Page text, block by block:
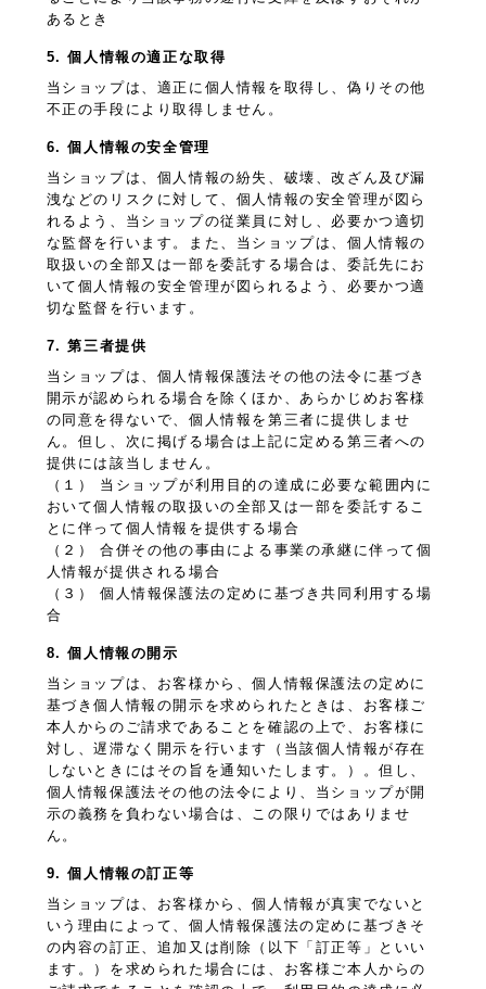
あるとき
5. 個人情報の適正な取得
当ショップは、適正に個人情報を取得し、偽りその他
不正の手段により取得しません。
6. 個人情報の安全管理
当ショップは、個人情報の紛失、破壊、改ざん及び漏
洩などのリスクに対して、個人情報の安全管理が図ら
れるよう、当ショップの従業員に対し、必要かつ適切
な監督を行います。また、当ショップは、個人情報の
取扱いの全部又は一部を委託する場合は、委託先にお
いて個人情報の安全管理が図られるよう、必要かつ適
切な監督を行います。
7. 第三者提供
当ショップは、個人情報保護法その他の法令に基づき
開示が認められる場合を除くほか、あらかじめお客様
の同意を得ないで、個人情報を第三者に提供しませ
ん。但し、次に掲げる場合は上記に定める第三者への
提供には該当しません。
（１） 当ショップが利用目的の達成に必要な範囲内に
おいて個人情報の取扱いの全部又は一部を委託するこ
とに伴って個人情報を提供する場合
（２） 合併その他の事由による事業の承継に伴って個
人情報が提供される場合
（３） 個人情報保護法の定めに基づき共同利用する場
合
8. 個人情報の開示
当ショップは、お客様から、個人情報保護法の定めに
基づき個人情報の開示を求められたときは、お客様ご
本人からのご請求であることを確認の上で、お客様に
対し、遅滞なく開示を行います（当該個人情報が存在
しないときにはその旨を通知いたします。）。但し、
個人情報保護法その他の法令により、当ショップが開
示の義務を負わない場合は、この限りではありませ
ん。
9. 個人情報の訂正等
当ショップは、お客様から、個人情報が真実でないと
いう理由によって、個人情報保護法の定めに基づきそ
の内容の訂正、追加又は削除（以下「訂正等」といい
ます。）を求められた場合には、お客様ご本人からの